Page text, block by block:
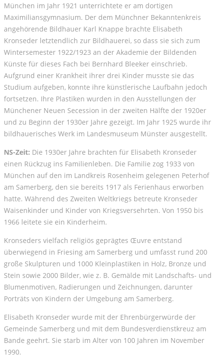
München im Jahr 1921 unterrichtete er am dortigen
Maximiliansgymnasium. Der dem Münchner Bekanntenkreis
angehörende Bildhauer Karl Knappe brachte Elisabeth
Kronseder letztendlich zur Bildhauerei, so dass sie sich zum
Wintersemester 1922/1923 an der Akademie der Bildenden
Künste für dieses Fach bei Bernhard Bleeker einschrieb.
Aufgrund einer Krankheit ihrer drei Kinder musste sie das
Studium aufgeben, konnte ihre künstlerische Laufbahn jedoch
fortsetzen. Ihre Plastiken wurden in den Ausstellungen der
Münchener Neuen Secession in der zweiten Hälfte der 1920er
und zu Beginn der 1930er Jahre gezeigt. Im Jahr 1925 wurde ihr
bildhauerisches Werk im Landesmuseum Münster ausgestellt.
NS-Zeit: Die 1930er Jahre brachten für Elisabeth Kronseder
einen Rückzug ins Familienleben. Die Familie zog 1933 von
München auf den im Landkreis Rosenheim gelegenen Peterhof
am Samerberg, den sie bereits 1917 als Ferienhaus erworben
hatte. Während des Zweiten Weltkriegs betreute Kronseder
Waisenkinder und Kinder von Kriegsversehrten. Von 1950 bis
1966 leitete sie ein Kinderheim.
Kronseders vielfach religiös geprägtes Œuvre entstand
überwiegend in Friesing am Samerberg und umfasst rund 200
große Skulpturen und 1000 Kleinplastiken in Holz, Bronze und
Stein sowie 2000 Bilder, wie z. B. Gemälde mit Landschafts- und
Blumenmotiven, Radierungen und Zeichnungen, darunter
Porträts von Kindern der Umgebung am Samerberg.
Elisabeth Kronseder wurde mit der Ehrenbürgerwürde der
Gemeinde Samerberg und mit dem Bundesverdienstkreuz am
Bande geehrt. Sie starb im Alter von 100 Jahren im November
1990.